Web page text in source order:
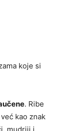
koje si
. Ribe
kao znak